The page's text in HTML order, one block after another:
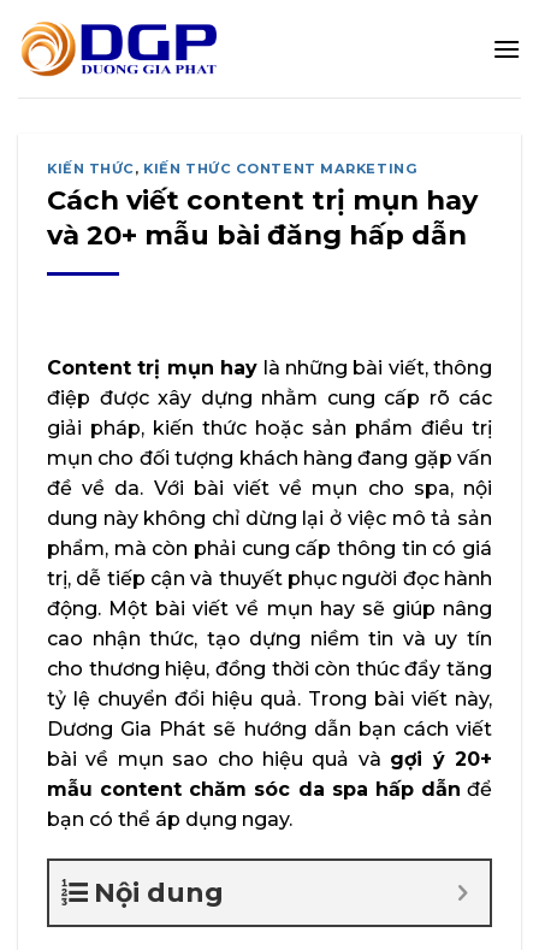
qua
dung
KIẾN THỨC, KIẾN THỨC CONTENT MARKETING
Cách viết content trị mụn hay
và 20+ mẫu bài đăng hấp dẫn
Content trị mụn hay là những bài viết, thông
điệp được xây dựng nhằm cung cấp rõ các
giải pháp, kiến thức hoặc sản phẩm điều trị
mụn cho đối tượng khách hàng đang gặp vấn
đề về da. Với bài viết về mụn cho spa, nội
dung này không chỉ dừng lại ở việc mô tả sản
phẩm, mà còn phải cung cấp thông tin có giá
trị, dễ tiếp cận và thuyết phục người đọc hành
động. Một bài viết về mụn hay sẽ giúp nâng
cao nhận thức, tạo dựng niềm tin và uy tín
cho thương hiệu, đồng thời còn thúc đẩy tăng
tỷ lệ chuyển đổi hiệu quả. Trong bài viết này,
Dương Gia Phát sẽ hướng dẫn bạn cách viết
bài về mụn sao cho hiệu quả và gợi ý 20+
mẫu content chăm sóc da spa hấp dẫn để
bạn có thể áp dụng ngay.
Nội dung